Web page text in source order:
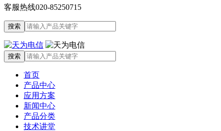
客服热线020-85250715
首页
产品中心
应用方案
新闻中心
产品分类
技术讲堂